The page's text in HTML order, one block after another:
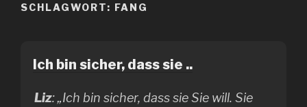
SCHLAGWORT: FANG
Ich bin sicher, dass sie ..
Liz: „Ich bin sicher, dass sie Sie will. Sie